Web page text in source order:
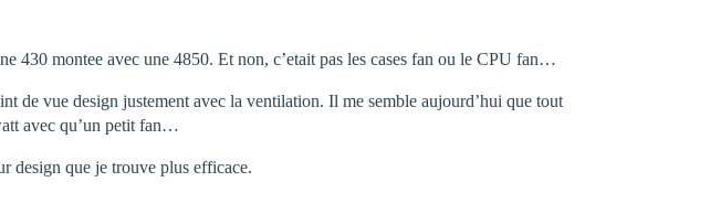
430 montee avec une 4850. Et non, c’etait pas les cases fan ou le CPU fan…
de vue design justement avec la ventilation. Il me semble aujourd’hui que tout
avec qu’un petit fan…
design que je trouve plus efficace.